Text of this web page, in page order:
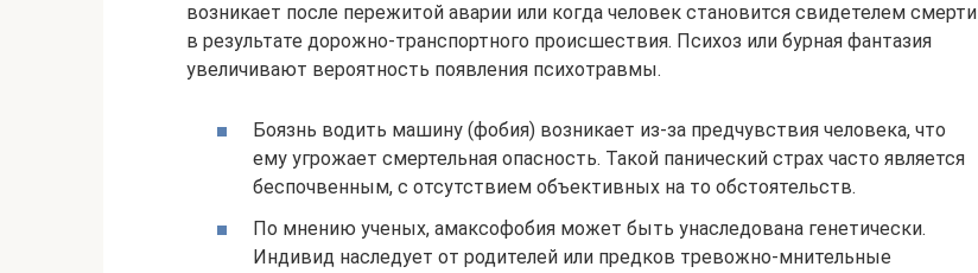
возникает после пережитой аварии или когда человек становится свидетелем смерти
в результате дорожно-транспортного происшествия. Психоз или бурная фантазия
увеличивают вероятность появления психотравмы.
Боязнь водить машину (фобия) возникает из-за предчувствия человека, что
ему угрожает смертельная опасность. Такой панический страх часто является
беспочвенным, с отсутствием объективных на то обстоятельств.
По мнению ученых, амаксофобия может быть унаследована генетически.
Индивид наследует от родителей или предков тревожно-мнительные